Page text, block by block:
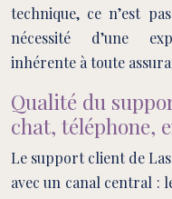
technique, ce n’est
nécessité d’une
inhérente à toute
Qualité du
chat, téléphone,
Le support client de
avec un canal central :